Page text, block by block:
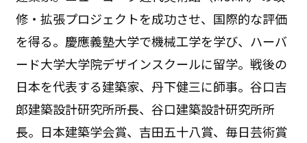
修・拡張プロジェクトを成功させ、国際的な評価
を得る。慶應義塾大学で機械工学を学び、ハーバ
ード大学大学院デザインスクールに留学。戦後の
日本を代表する建築家、丹下健三に師事。谷口吉
郎建築設計研究所所長、谷口建築設計研究所所
長。日本建築学会賞、吉田五十八賞、毎日芸術賞